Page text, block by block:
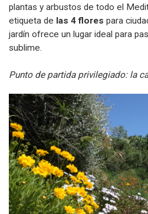
plantas y arbustos de todo el
etiqueta de las 4 flores para
jardín ofrece un lugar ideal para
sublime.
Punto de partida privilegiado: la